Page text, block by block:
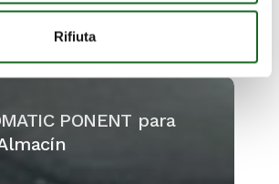
Rifiuta
PONENT para